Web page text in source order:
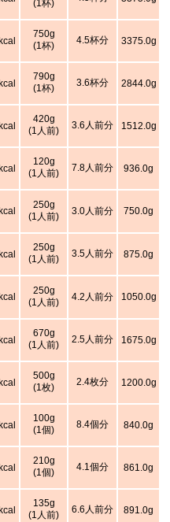
(1杯)
750g
(1杯)
4.5杯分 3375.0g
790g
(1杯)
3.6杯分 2844.0g
420g
(1人前)
3.6人前分 1512.0g
120g
(1人前)
7.8人前分 936.0g
250g
(1人前)
3.0人前分 750.0g
250g
(1人前)
3.5人前分 875.0g
250g
(1人前)
4.2人前分 1050.0g
670g
(1人前)
2.5人前分 1675.0g
500g
(1枚)
2.4枚分 1200.0g
100g
(1個)
8.4個分 840.0g
210g
(1個)
4.1個分 861.0g
135g
(1人前)
6.6人前分 891.0g